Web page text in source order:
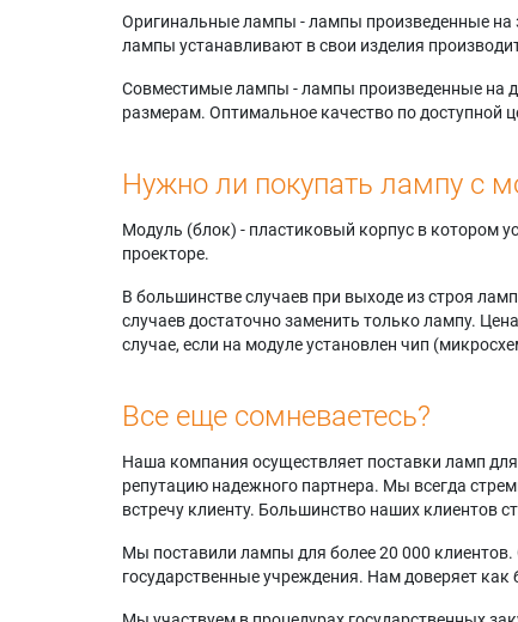
Оригинальные лампы - лампы произведенные на
лампы устанавливают в свои изделия
Совместимые лампы - лампы произведенные на
размерам. Оптимальное качество по доступной
Нужно ли покупать лампу с
Модуль (блок) - пластиковый корпус в котором
проекторе.
В большинстве случаев при выходе из строя
случаев достаточно заменить только лампу.
случае, если на модуле установлен чип
Все еще сомневаетесь?
Наша компания осуществляет поставки ламп
репутацию надежного партнера. Мы всегда
встречу клиенту. Большинство наших клиентов
Мы поставили лампы для более 20 000
государственные учреждения. Нам доверяет